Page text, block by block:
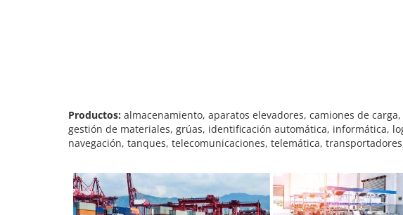
Productos: almacenamiento, aparatos elevadores, camiones de
gestión de materiales, grúas, identificación automática, informática,
navegación, tanques, telecomunicaciones, telemática,